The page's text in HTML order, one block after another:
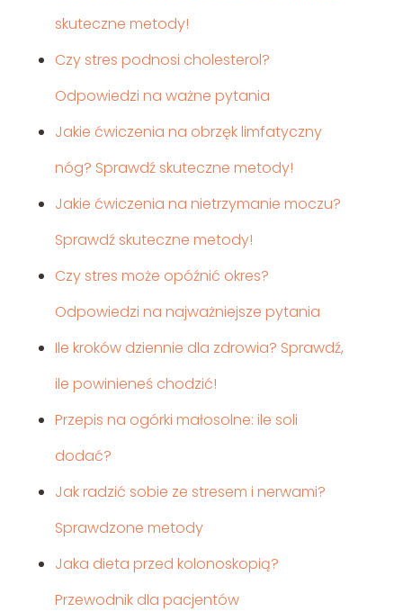
skuteczne metody!
Czy stres podnosi cholesterol?
Odpowiedzi na ważne pytania
Jakie ćwiczenia na obrzęk limfatyczny
nóg? Sprawdź skuteczne metody!
Jakie ćwiczenia na nietrzymanie moczu?
Sprawdź skuteczne metody!
Czy stres może opóźnić okres?
Odpowiedzi na najważniejsze pytania
Ile kroków dziennie dla zdrowia? Sprawdź,
ile powinieneś chodzić!
Przepis na ogórki małosolne: ile soli
dodać?
Jak radzić sobie ze stresem i nerwami?
Sprawdzone metody
Jaka dieta przed kolonoskopią?
Przewodnik dla pacjentów